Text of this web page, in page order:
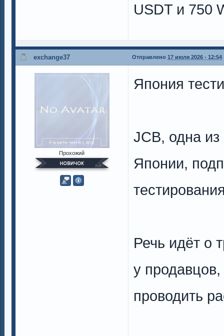
USDT и 750
exchange37 Отправлено 17 июля 2026 - 12:54
Прохожий
Япония
JCB, одна
Японии,
Речь идёт о
у
проводить